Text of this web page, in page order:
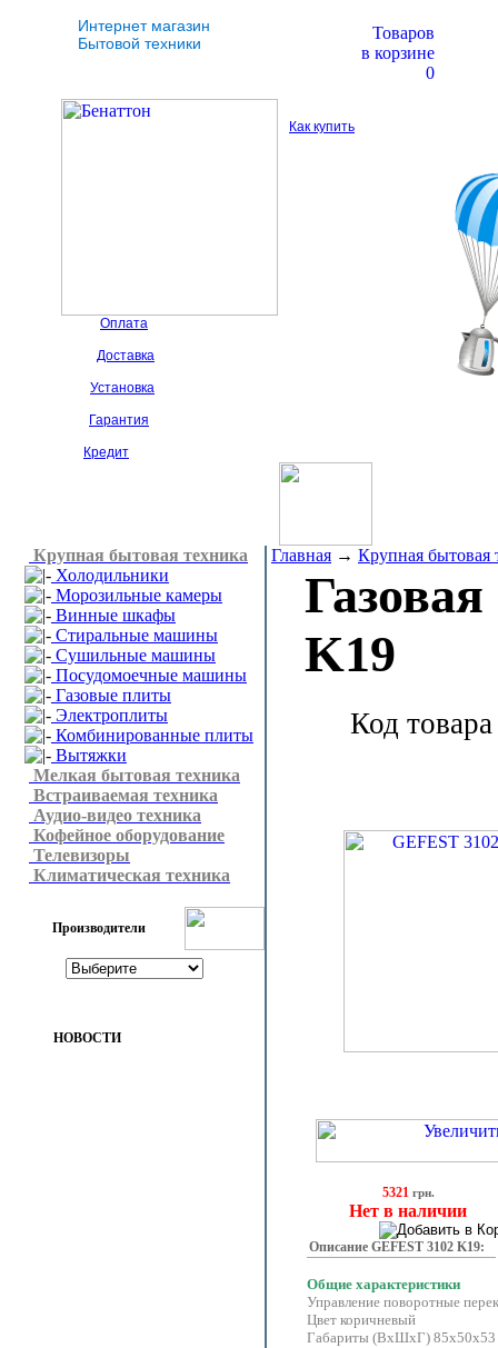
Интернет магазин
Бытовой техники
Товаров
в корзине
0
Как купить
Оплата
Доставка
Установка
Гарантия
Кредит
Крупная бытовая техника
Холодильники
Морозильные камеры
Винные шкафы
Стиральные машины
Сушильные машины
Посудомоечные машины
Газовые плиты
Электроплиты
Комбинированные плиты
Вытяжки
Мелкая бытовая техника
Встраиваемая техника
Аудио-видео техника
Кофейное оборудование
Телевизоры
Климатическая техника
Производители
НОВОСТИ
Главная → Крупная бытовая
K19
Код
5321грн.
Нет в наличии
Описание GEFEST 3102 K19:
Общие характеристики
Управление поворотные
Цвет коричневый
Габариты (ВхШхГ) 85x50x53